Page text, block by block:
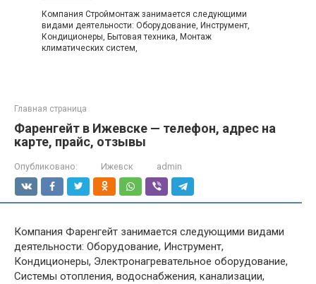
Компания Строймонтаж занимается следующими
видами деятельности: Оборудование, Инструмент,
Кондиционеры, Бытовая техника, Монтаж
климатических систем,
Главная страница
Фаренгейт в Ижевске — телефон, адрес на
карте, прайс, отзывы
Опубликовано: Ижевск admin
Компания Фаренгейт занимается следующими видами
деятельности: Оборудование, Инструмент,
Кондиционеры, Электронагревательное оборудование,
Системы отопления, водоснабжения, канализации,